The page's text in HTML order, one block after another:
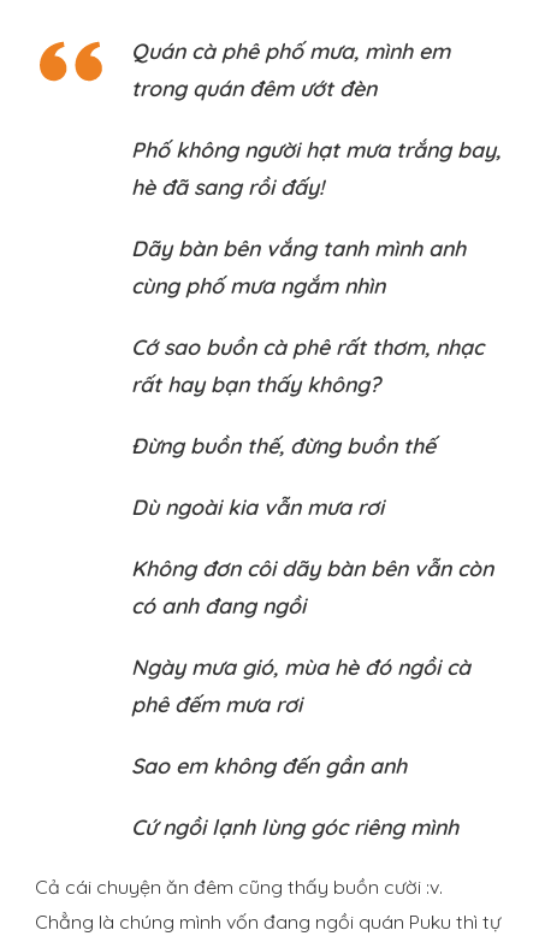
Quán cà phê phố mưa, mình em
trong quán đêm ướt đèn
Phố không người hạt mưa trắng bay,
hè đã sang rồi đấy!
Dãy bàn bên vắng tanh mình anh
cùng phố mưa ngắm nhìn
Cớ sao buồn cà phê rất thơm, nhạc
rất hay bạn thấy không?
Đừng buồn thế, đừng buồn thế
Dù ngoài kia vẫn mưa rơi
Không đơn côi dãy bàn bên vẫn còn
có anh đang ngồi
Ngày mưa gió, mùa hè đó ngồi cà
phê đếm mưa rơi
Sao em không đến gần anh
Cứ ngồi lạnh lùng góc riêng mình
Cả cái chuyện ăn đêm cũng thấy buồn cười :v.
Chẳng là chúng mình vốn đang ngồi quán Puku thì tự